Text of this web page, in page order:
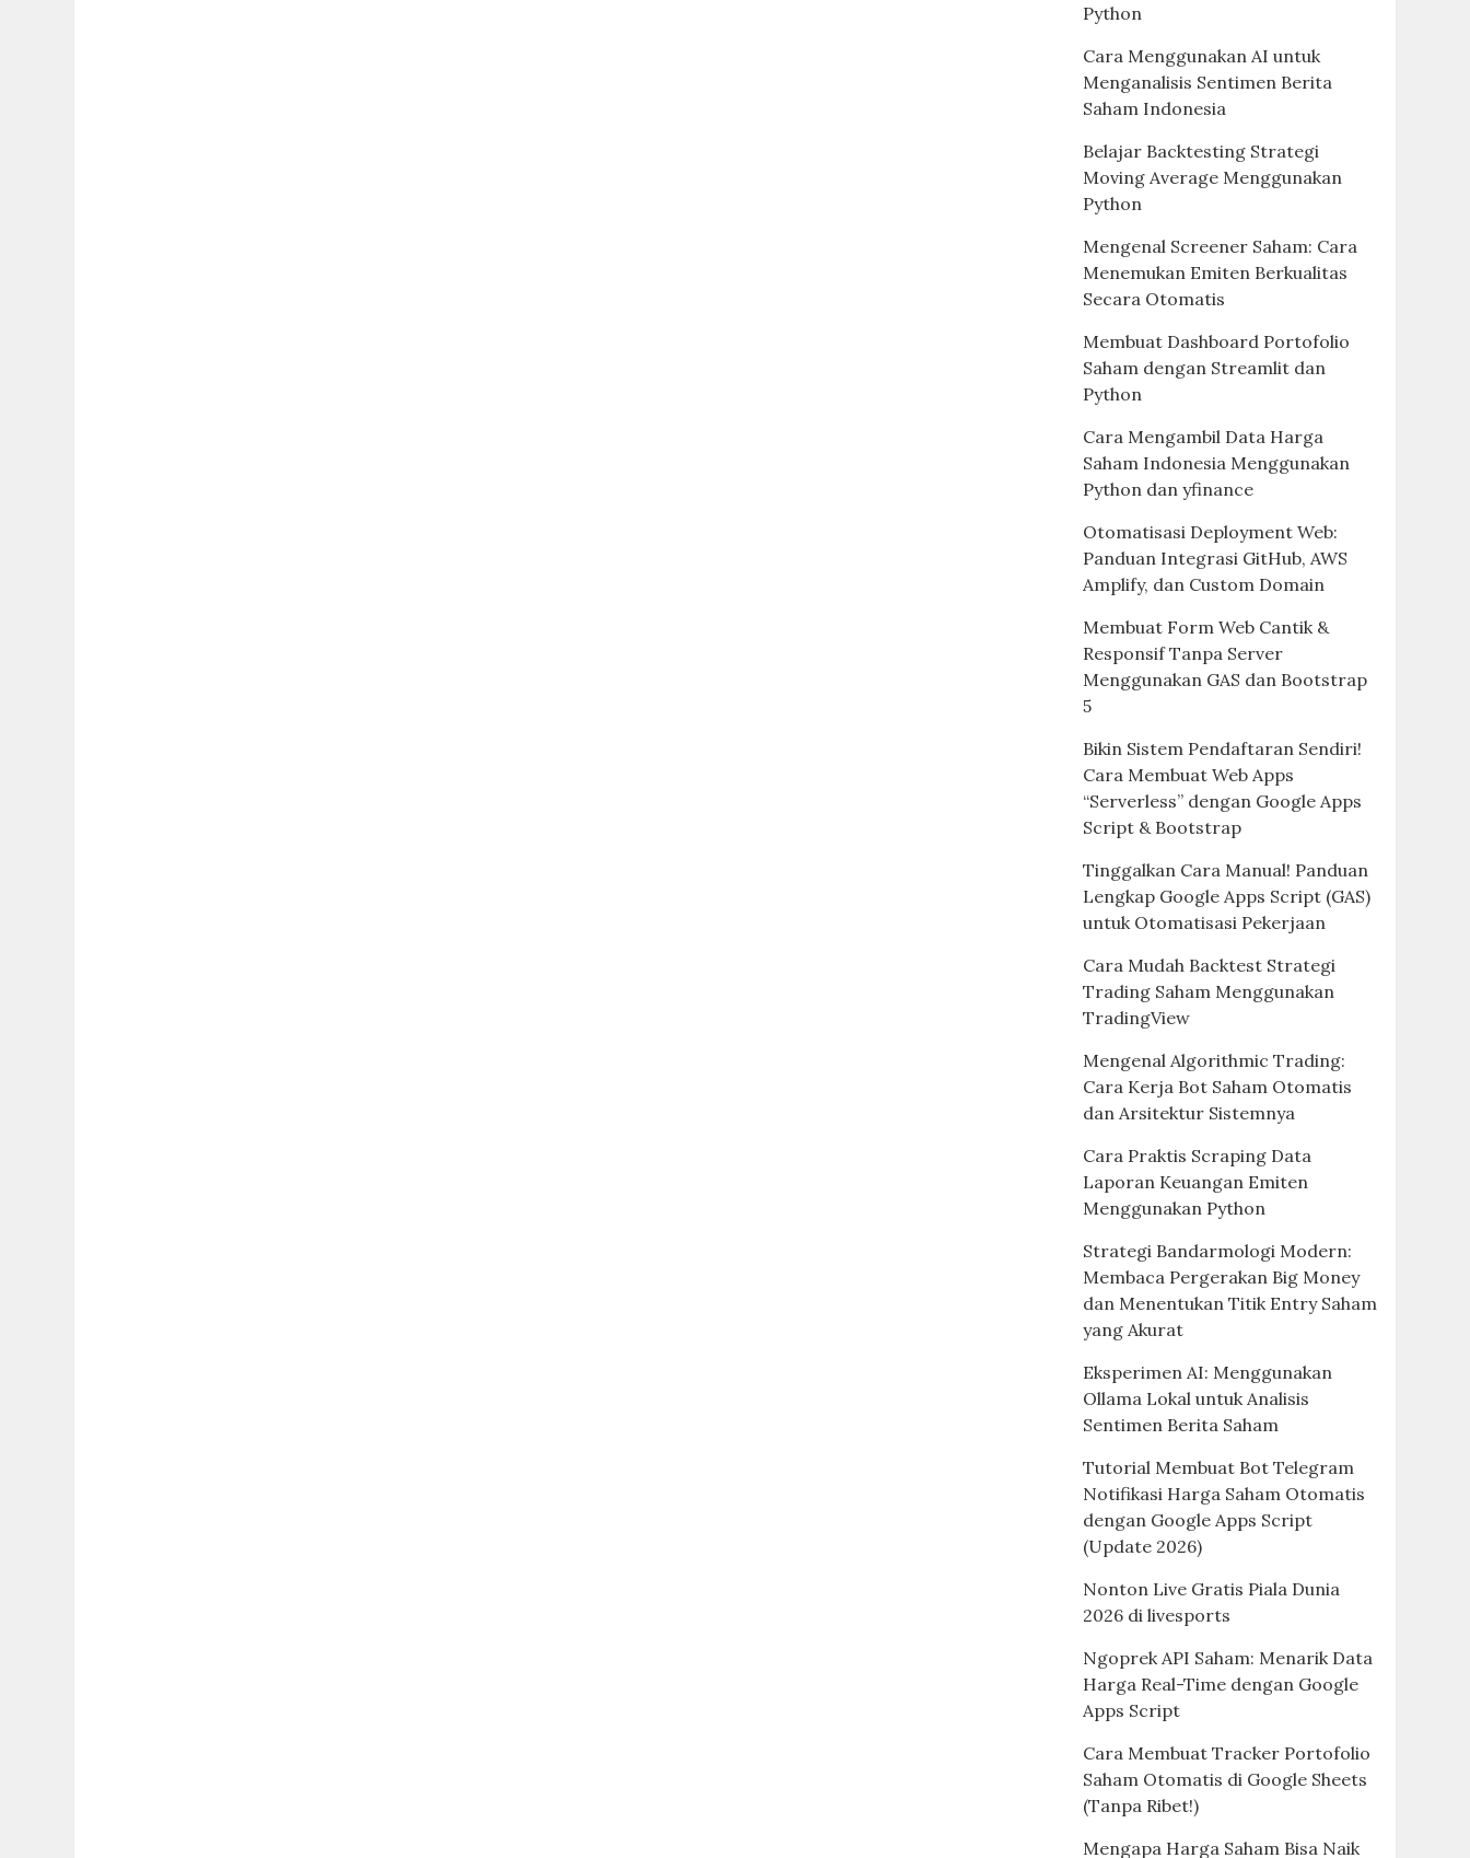
Python
Cara Menggunakan AI untuk
Menganalisis Sentimen Berita
Saham Indonesia
Belajar Backtesting Strategi
Moving Average Menggunakan
Python
Mengenal Screener Saham: Cara
Menemukan Emiten Berkualitas
Secara Otomatis
Membuat Dashboard Portofolio
Saham dengan Streamlit dan
Python
Cara Mengambil Data Harga
Saham Indonesia Menggunakan
Python dan yfinance
Otomatisasi Deployment Web:
Panduan Integrasi GitHub, AWS
Amplify, dan Custom Domain
Membuat Form Web Cantik &
Responsif Tanpa Server
Menggunakan GAS dan Bootstrap
5
Bikin Sistem Pendaftaran Sendiri!
Cara Membuat Web Apps
“Serverless” dengan Google Apps
Script & Bootstrap
Tinggalkan Cara Manual! Panduan
Lengkap Google Apps Script (GAS)
untuk Otomatisasi Pekerjaan
Cara Mudah Backtest Strategi
Trading Saham Menggunakan
TradingView
Mengenal Algorithmic Trading:
Cara Kerja Bot Saham Otomatis
dan Arsitektur Sistemnya
Cara Praktis Scraping Data
Laporan Keuangan Emiten
Menggunakan Python
Strategi Bandarmologi Modern:
Membaca Pergerakan Big Money
dan Menentukan Titik Entry Saham
yang Akurat
Eksperimen AI: Menggunakan
Ollama Lokal untuk Analisis
Sentimen Berita Saham
Tutorial Membuat Bot Telegram
Notifikasi Harga Saham Otomatis
dengan Google Apps Script
(Update 2026)
Nonton Live Gratis Piala Dunia
2026 di livesports
Ngoprek API Saham: Menarik Data
Harga Real-Time dengan Google
Apps Script
Cara Membuat Tracker Portofolio
Saham Otomatis di Google Sheets
(Tanpa Ribet!)
Mengapa Harga Saham Bisa Naik